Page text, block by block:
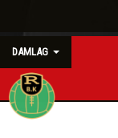
DAMLAG
HEM